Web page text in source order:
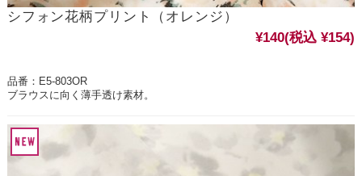
シフォン花柄プリント（オレンジ）
¥140(税込 ¥154)
品番：E5-803OR
ブラウスに向く薄手透け素材。